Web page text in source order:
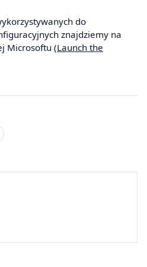
do
znajdziemy na
Microsoftu (Launch the